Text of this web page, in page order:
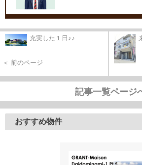
充実した１日♪♪
＜ 前のページ
記事一覧ページ
おすすめ物件